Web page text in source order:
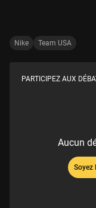
Nike Team USA
PARTICIPEZ AUX
Aucun
Soyez